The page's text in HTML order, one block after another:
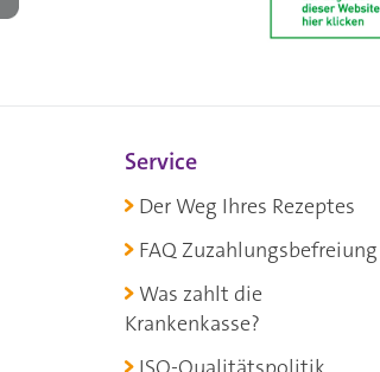
Service
Der Weg Ihres Rezeptes
FAQ Zuzahlungsbefreiung
Was zahlt die
Krankenkasse?